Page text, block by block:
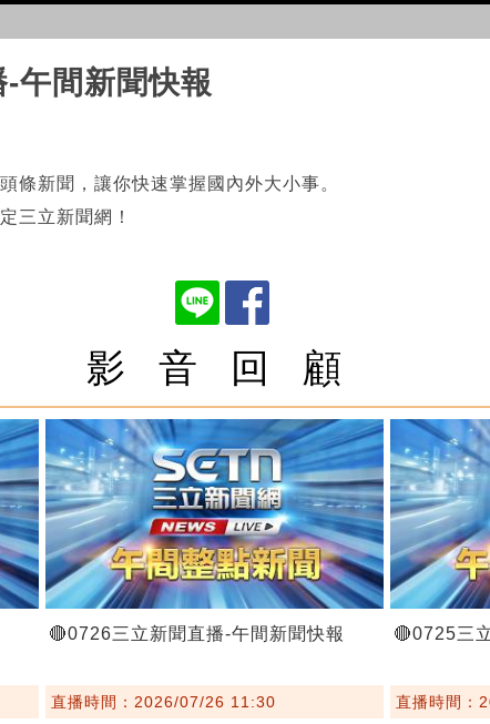
午間新聞快報
條新聞，讓你快速掌握國內外大小事。
三立新聞網！
影 音 回 顧
🔴0726三立新聞直播-午間新聞快報
直播時間：2026/07/26 11:30
🔴0725三
直播時間：